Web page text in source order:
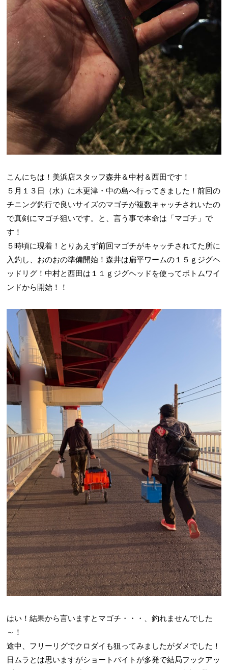
こんにちは！美浜店スタッフ森井＆中村＆西田です！
５月１３日（水）に木更津・中の島へ行ってきました！前回の
チニング釣行で良いサイズのマゴチが複数キャッチされいたの
で真剣にマゴチ狙いです。と、言う事で本命は「マゴチ」で
す！
５時頃に現着！とりあえず前回マゴチがキャッチされてた所に
入釣し、おのおの準備開始！森井は扁平ワームの１５ｇジグヘ
ッドリグ！中村と西田は１１ｇジグヘッドを使ってボトムワイ
ンドから開始！！
はい！結果から言いますとマゴチ・・・、釣れませんでした
～！
途中、フリーリグでクロダイも狙ってみましたがダメでした！
日ムラとは思いますがショートバイトが多発で結局フックアッ